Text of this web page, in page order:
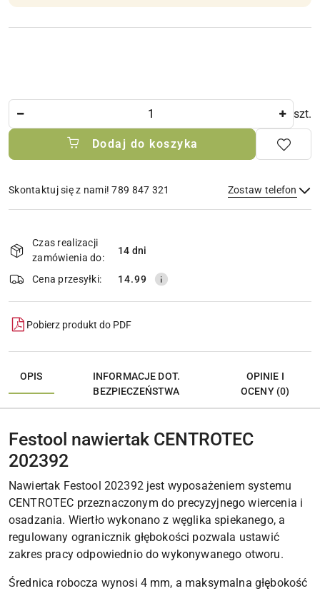
szt.
Dodaj do koszyka
Skontaktuj się z nami! 789 847 321 Zostaw telefon
Wyślij
dostawa
Czas realizacji
zamówienia do:
14 dni
Cena przesyłki: 14.99
Pobierz produkt do PDF
OPIS
INFORMACJE DOT.
BEZPIECZEŃSTWA
OPINIE I
OCENY (0)
Festool nawiertak CENTROTEC
202392
Nawiertak Festool 202392 jest wyposażeniem systemu
CENTROTEC przeznaczonym do precyzyjnego wiercenia i
osadzania. Wiertło wykonano z węglika spiekanego, a
regulowany ogranicznik głębokości pozwala ustawić
zakres pracy odpowiednio do wykonywanego otworu.
Średnica robocza wynosi 4 mm, a maksymalna głębokość